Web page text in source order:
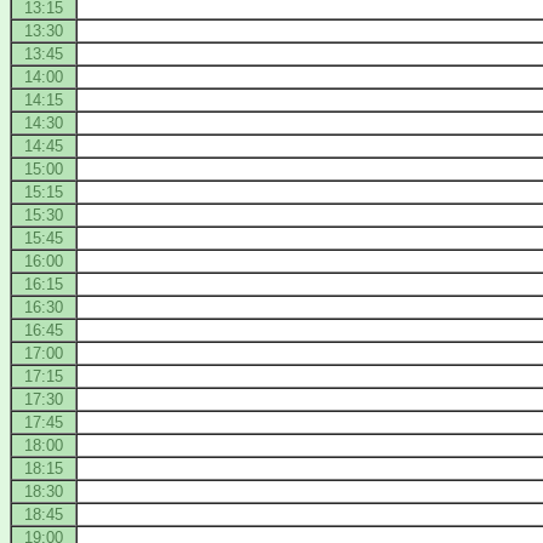
13:15
13:30
13:45
14:00
14:15
14:30
14:45
15:00
15:15
15:30
15:45
16:00
16:15
16:30
16:45
17:00
17:15
17:30
17:45
18:00
18:15
18:30
18:45
19:00